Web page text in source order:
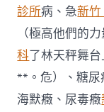
診所病、急新
（極高他們的
科了林天秤舞
**。危）、糖尿
海默癥、尿毒癥